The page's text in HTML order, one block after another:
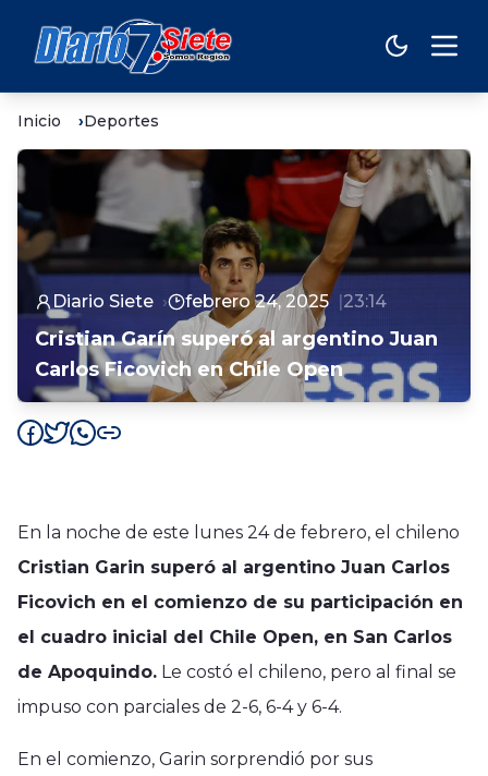
Inicio Deportes
Diario Siete febrero 24, 2025 23:14
Cristian Garín superó al argentino Juan
Carlos Ficovich en Chile Open
En la noche de este lunes 24 de febrero, el chileno
Cristian Garin superó al argentino Juan Carlos
Ficovich en el comienzo de su participación en
el cuadro inicial del Chile Open, en San Carlos
de Apoquindo. Le costó el chileno, pero al final se
impuso con parciales de 2-6, 6-4 y 6-4.
En el comienzo, Garin sorprendió por sus